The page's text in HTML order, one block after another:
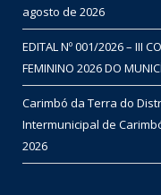
agosto de 2026
EDITAL Nº 001/2026 – III
FEMININO 2026 DO
Carimbó da Terra do
Intermunicipal de
2026